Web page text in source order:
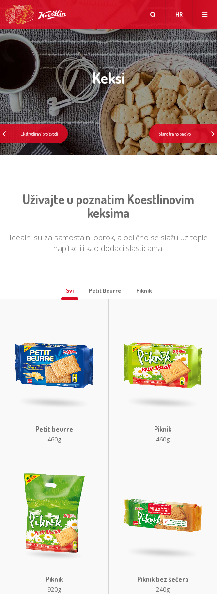
HR
Keksi
Uživajte u poznatim Koestlinovim
keksima
Idealni su za samostalni obrok, a odlično se slažu uz tople
napitke ili kao dodaci slasticama.
Svi Petit Beurre Piknik
Petit beurre
460g
Piknik
460g
Piknik
920g
Piknik bez šećera
240g